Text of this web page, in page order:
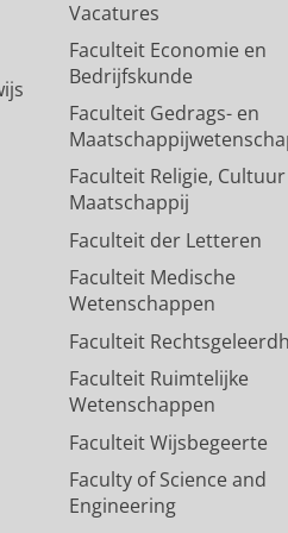
Vacatures
Faculteit Economie en
Bedrijfskunde
Faculteit Gedrags- en
Faculteit Religie,
Maatschappij
Faculteit der Letteren
Faculteit Medische
Wetenschappen
Faculteit
Faculteit Ruimtelijke
Wetenschappen
Faculteit Wijsbegeerte
Faculty of Science and
Engineering